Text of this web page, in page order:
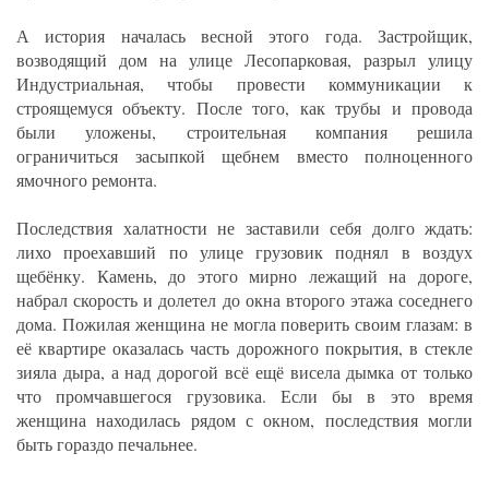
А история началась весной этого года. Застройщик,
возводящий дом на улице Лесопарковая, разрыл улицу
Индустриальная, чтобы провести коммуникации к
строящемуся объекту. После того, как трубы и провода
были уложены, строительная компания решила
ограничиться засыпкой щебнем вместо полноценного
ямочного ремонта.
Последствия халатности не заставили себя долго ждать:
лихо проехавший по улице грузовик поднял в воздух
щебёнку. Камень, до этого мирно лежащий на дороге,
набрал скорость и долетел до окна второго этажа соседнего
дома. Пожилая женщина не могла поверить своим глазам: в
её квартире оказалась часть дорожного покрытия, в стекле
зияла дыра, а над дорогой всё ещё висела дымка от только
что промчавшегося грузовика. Если бы в это время
женщина находилась рядом с окном, последствия могли
быть гораздо печальнее.